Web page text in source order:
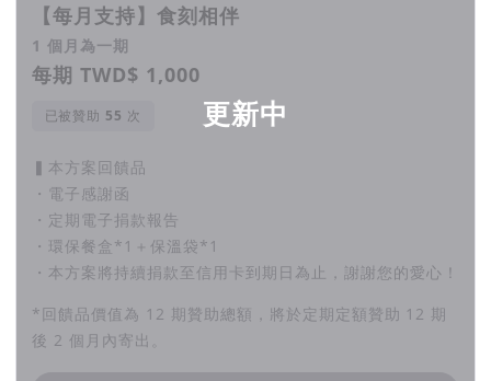
更新中
【每月支持】食刻相伴
1 個月為一期
每期 TWD$ 1,000
已被贊助 次
▍本方案回饋品
・電子感謝函
・定期電子捐款報告
・環保餐盒*1＋保溫袋*1
・本方案將持續捐款至信用卡到期日為止，謝謝您的愛心！
*回饋品價值為 12 期贊助總額，將於定期定額贊助 12 期
後 2 個月內寄出。